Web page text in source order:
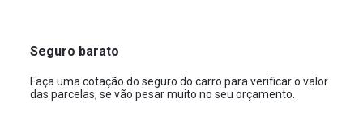
Seguro barato
Faça uma cotação do seguro do carro para verificar o valor
das parcelas, se vão pesar muito no seu orçamento.